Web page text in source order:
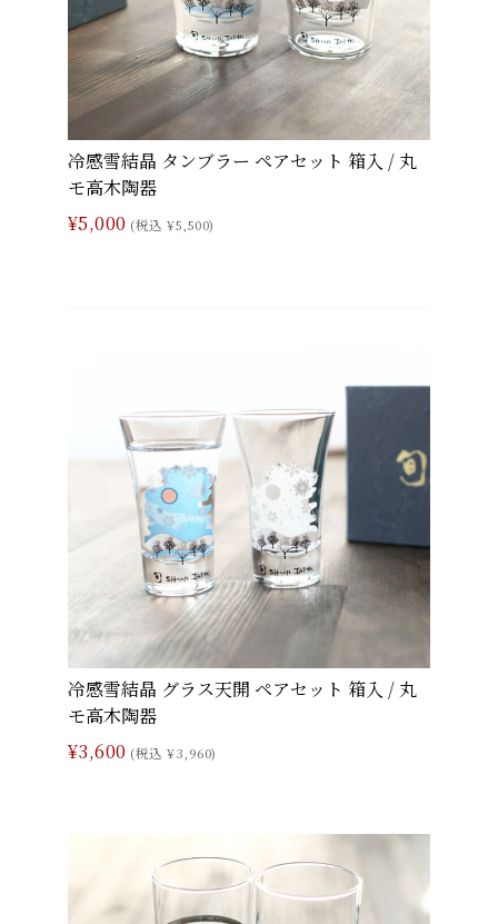
冷感雪結晶 タンブラー ペアセット 箱入 / 丸
モ高木陶器
¥5,000 (税込 ¥5,500)
冷感雪結晶 グラス天開 ペアセット 箱入 / 丸
モ高木陶器
¥3,600 (税込 ¥3,960)